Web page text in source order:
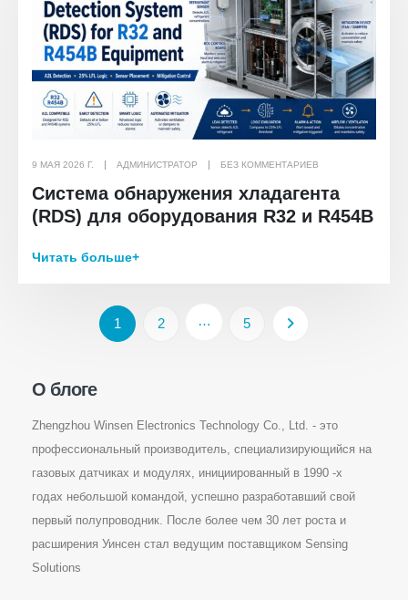
9 МАЯ 2026 Г. АДМИНИСТРАТОР БЕЗ КОММЕНТАРИЕВ
Система обнаружения хладагента
(RDS) для оборудования R32 и R454B
Читать больше+
1 2 … 5
О блоге
Zhengzhou Winsen Electronics Technology Co., Ltd. - это
профессиональный производитель, специализирующийся на
газовых датчиках и модулях, инициированный в 1990 -х
годах небольшой командой, успешно разработавший свой
первый полупроводник. После более чем 30 лет роста и
расширения Уинсен стал ведущим поставщиком Sensing
Solutions